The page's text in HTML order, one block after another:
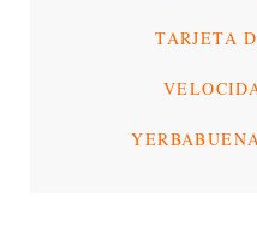
TARJETA